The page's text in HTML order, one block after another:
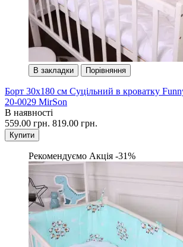
В закладки Порівняння
Борт 30х180 см Суцільний в кроватку
20-0029 MirSon
В наявності
559.00 грн. 819.00 грн.
Купити
Рекомендуємо Акція -31%